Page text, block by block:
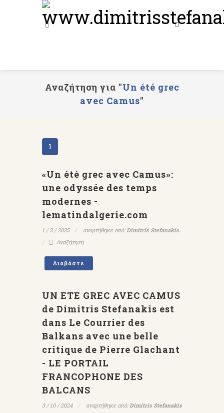
Αναζήτηση για "Un été grec
avec Camus"
1
«Un été grec avec Camus»:
une odyssée des temps
modernes -
lematindalgerie.com
1 / 3 / 2025 αναρτήθηκε από:Dimitris Stefanakis
Αναζήτηση
Διαβάστε
UN ETE GREC AVEC CAMUS
de Dimitris Stefanakis est
dans Le Courrier des
Balkans avec une belle
critique de Pierre Glachant
- LE PORTAIL
FRANCOPHONE DES
BALCANS
3 / 10 / 2024 αναρτήθηκε από:Dimitris Stefanakis